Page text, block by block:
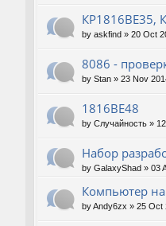
КР1816ВЕ35,
by askfind » 20 Oct
8086 -
by Stan » 23 Nov
1816ВЕ48
by Случайность »
Набор
by GalaxyShad » 03
Компьютер
byAndy6zx » 25 Oct